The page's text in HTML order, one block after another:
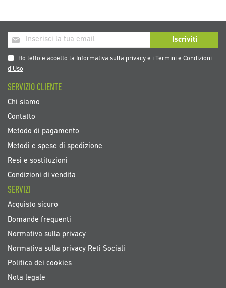
Iscriviti
alla
nostra
Newsletter:
Iscriviti
Ho letto e accetto la Informativa sulla privacy e iTermini e Condizioni
d’Uso
SERVIZIO CLIENTE
Chi siamo
Contatto
Metodo di pagamento
Metodi e spese di spedizione
Resi e sostituzioni
Condizioni di vendita
SERVIZI
Acquisto sicuro
Domande frequenti
Normativa sulla privacy
Normativa sulla privacy Reti Sociali
Politica dei cookies
Nota legale